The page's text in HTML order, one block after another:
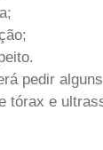
pedir
tórax e